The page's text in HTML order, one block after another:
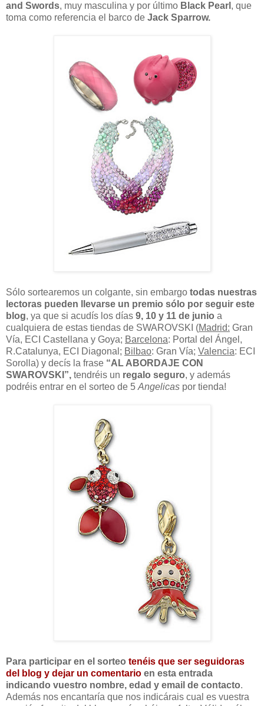
and Swords, muy masculina y por último Black Pearl , que
toma como referencia el barco de Jack Sparrow.
Sólo sortearemos un colgante, sin embargo todas nuestras
lectoras pueden llevarse un premio sólo por seguir este
blog, ya que si acudís los días 9, 10 y 11 de junio a
cualquiera de estas tiendas de SWAROVSKI (Madrid: Gran
Vía, ECI Castellana y Goya; Barcelona: Portal del Ángel,
R.Catalunya, ECI Diagonal; Bilbao: Gran Vía; Valencia: ECI
Sorolla) y decís la frase “AL ABORDAJE CON
SWAROVSKI”, tendréis un regalo seguro, y además
podréis entrar en el sorteo de 5 Angelicas por tienda!
Para participar en el sorteo tenéis que ser seguidoras
del blog y dejar un comentario en esta entrada
indicando vuestro nombre, edad y email de contacto.
Además nos encantaría que nos indicárais cual es vuestra